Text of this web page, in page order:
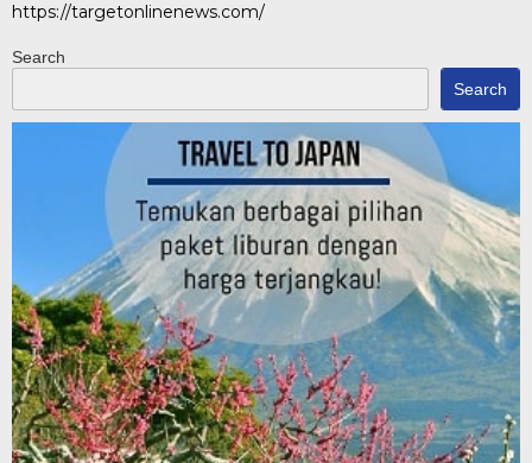
https://targetonlinenews.com/
Search
Search